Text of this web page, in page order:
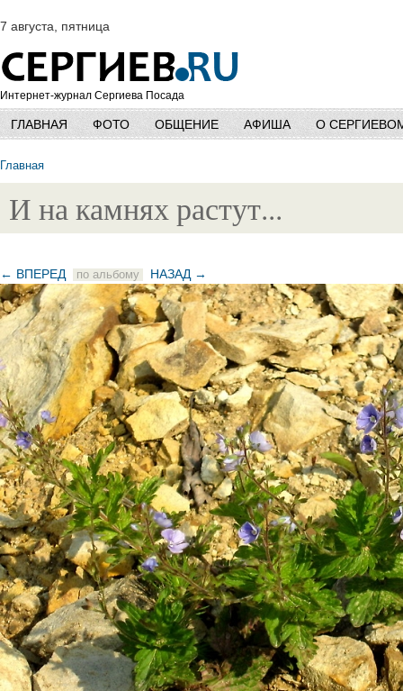
7 августа, пятница
Интернет-журнал Сергиева Посада
ГЛАВНАЯ ФОТО ОБЩЕНИЕ АФИША О
Главная
И на камнях растут...
← ВПЕРЕД по альбому НАЗАД →